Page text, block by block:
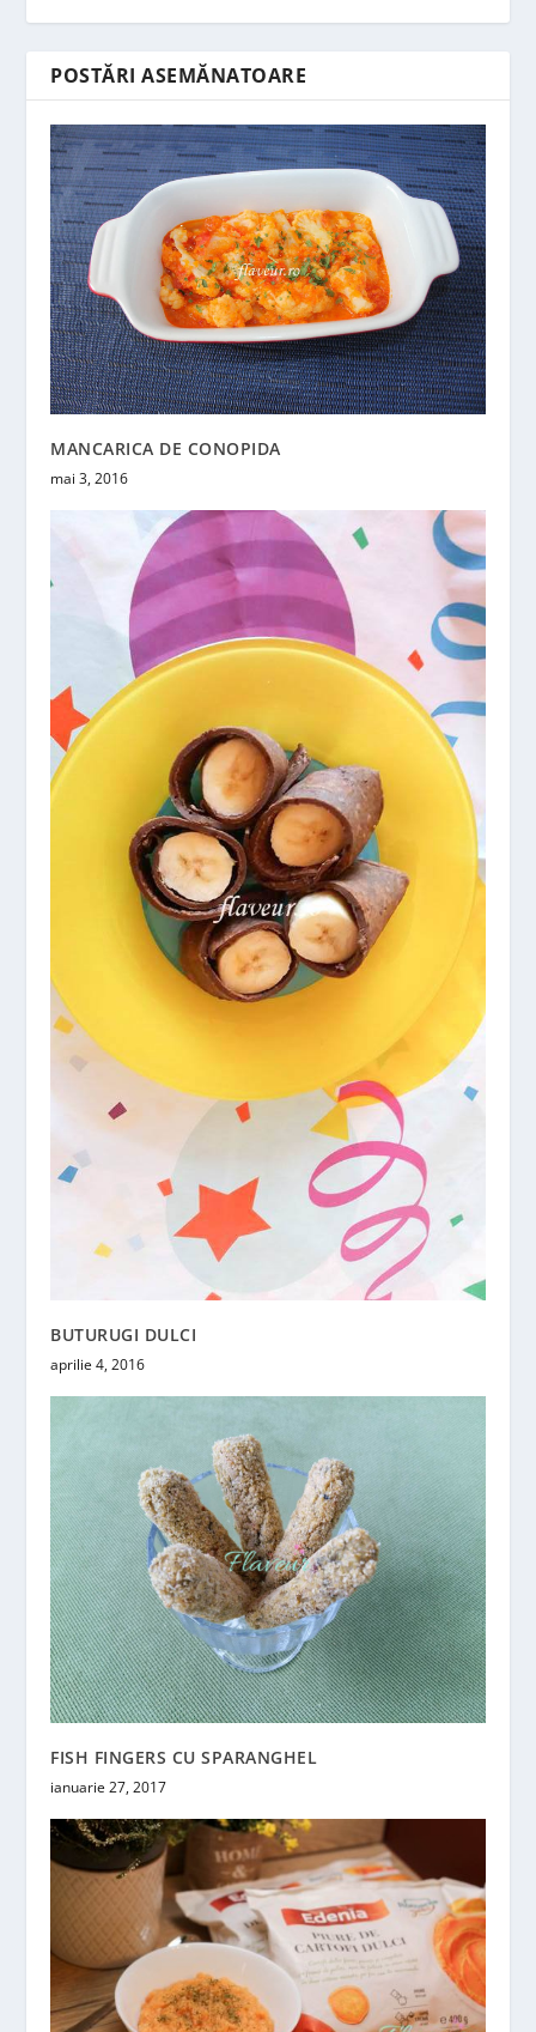
POSTĂRI ASEMĂNATOARE
MANCARICA DE CONOPIDA
mai 3, 2016
BUTURUGI DULCI
aprilie 4, 2016
FISH FINGERS CU SPARANGHEL
ianuarie 27, 2017